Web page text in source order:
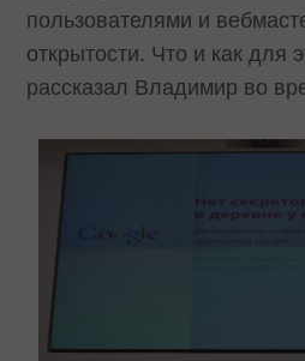
пользователями и
открытости. Что и как для
рассказал Владимир во